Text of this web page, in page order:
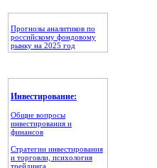
Прогнозы аналитиков по
российскому фондовому
рынку на 2025 год
Инвестирование:
Общие вопросы
инвестирования и
финансов
Стратегии инвестирования
и торговли, психология
трейдинга